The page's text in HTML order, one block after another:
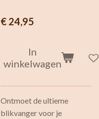
€ 24,95
In
winkelwagen
Ontmoet de ultieme
blikvanger voor je